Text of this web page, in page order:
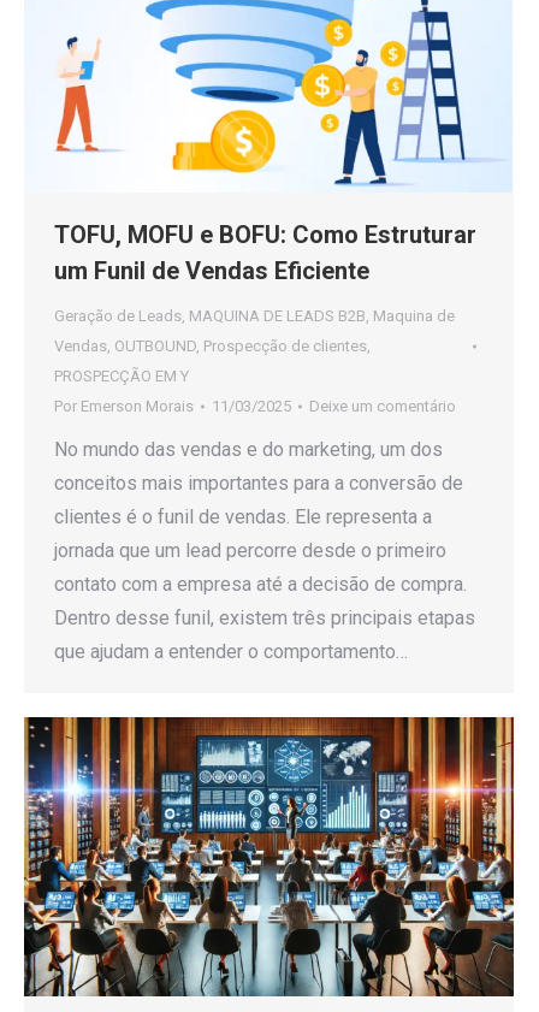
TOFU, MOFU e BOFU: Como Estruturar
um Funil de Vendas Eficiente
Geração de Leads, MAQUINA DE LEADS B2B, Maquina de
Vendas, OUTBOUND, Prospecção de clientes,
PROSPECÇÃO EM Y
Por Emerson Morais 11/03/2025 Deixe um comentário
No mundo das vendas e do marketing, um dos
conceitos mais importantes para a conversão de
clientes é o funil de vendas. Ele representa a
jornada que um lead percorre desde o primeiro
contato com a empresa até a decisão de compra.
Dentro desse funil, existem três principais etapas
que ajudam a entender o comportamento…